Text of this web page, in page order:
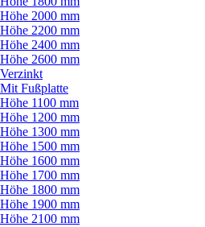
Höhe 2000 mm
Höhe 2200 mm
Höhe 2400 mm
Höhe 2600 mm
Verzinkt
Mit Fußplatte
Höhe 1100 mm
Höhe 1200 mm
Höhe 1300 mm
Höhe 1500 mm
Höhe 1600 mm
Höhe 1700 mm
Höhe 1800 mm
Höhe 1900 mm
Höhe 2100 mm